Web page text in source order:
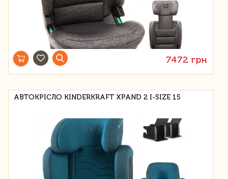
7472 грн
АВТОКРІСЛО KINDERKRAFT XPAND 2 I-SIZE 15